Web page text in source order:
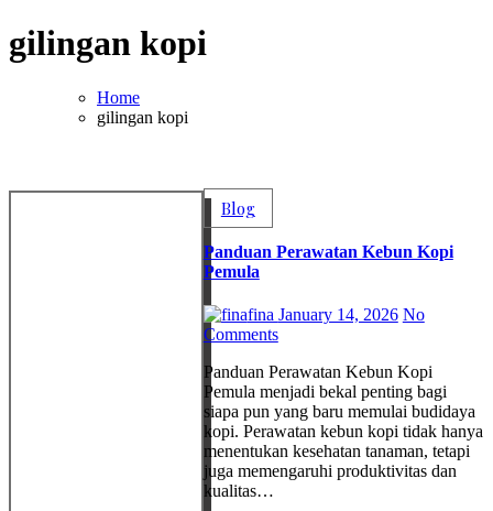
gilingan kopi
Home
gilingan kopi
Blog
Panduan Perawatan Kebun Kopi
Pemula
fina January 14, 2026 No
Comments
Panduan Perawatan Kebun Kopi
Pemula menjadi bekal penting bagi
siapa pun yang baru memulai budidaya
kopi. Perawatan kebun kopi tidak hanya
menentukan kesehatan tanaman, tetapi
juga memengaruhi produktivitas dan
kualitas…